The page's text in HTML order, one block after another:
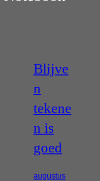
Blijve
n
tekene
n is
goed
augustus